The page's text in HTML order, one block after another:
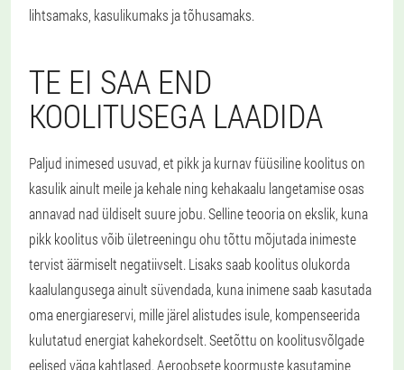
lihtsamaks, kasulikumaks ja tõhusamaks.
TE EI SAA END
KOOLITUSEGA LAADIDA
Paljud inimesed usuvad, et pikk ja kurnav füüsiline koolitus on
kasulik ainult meile ja kehale ning kehakaalu langetamise osas
annavad nad üldiselt suure jobu. Selline teooria on ekslik, kuna
pikk koolitus võib ületreeningu ohu tõttu mõjutada inimeste
tervist äärmiselt negatiivselt. Lisaks saab koolitus olukorda
kaalulangusega ainult süvendada, kuna inimene saab kasutada
oma energiareservi, mille järel alistudes isule, kompenseerida
kulutatud energiat kahekordselt. Seetõttu on koolitusvõlgade
eelised väga kahtlased. Aeroobsete koormuste kasutamine